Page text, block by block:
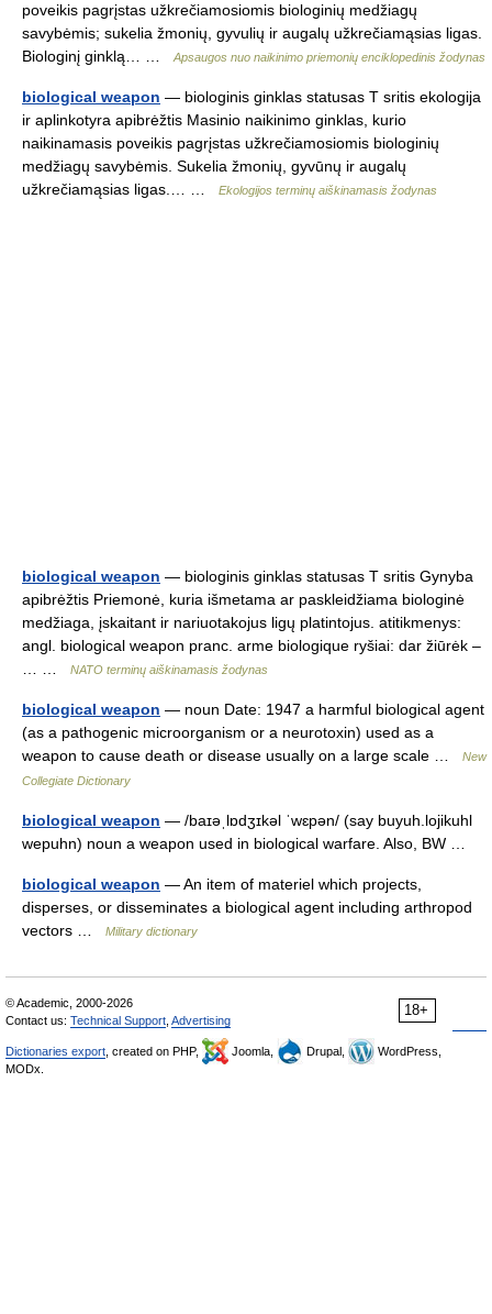
poveikis pagrįstas užkrečiamosiomis biologinių medžiagų
savybėmis; sukelia žmonių, gyvulių ir augalų užkrečiamąsias ligas.
Biologinį ginklą… …
Apsaugos nuo naikinimo priemonių enciklopedinis žodynas
biological weapon — biologinis ginklas statusas T sritis ekologija
ir aplinkotyra apibrėžtis Masinio naikinimo ginklas, kurio
naikinamasis poveikis pagrįstas užkrečiamosiomis biologinių
medžiagų savybėmis. Sukelia žmonių, gyvūnų ir augalų
užkrečiamąsias ligas.… …
Ekologijos terminų aiškinamasis žodynas
biological weapon — biologinis ginklas statusas T sritis Gynyba
apibrėžtis Priemonė, kuria išmetama ar paskleidžiama biologinė
medžiaga, įskaitant ir nariuotakojus ligų platintojus. atitikmenys:
angl. biological weapon pranc. arme biologique ryšiai: dar žiūrėk –
NATO terminų aiškinamasis žodynas
biological weapon — noun Date: 1947 a harmful biological agent
(as a pathogenic microorganism or a neurotoxin) used as a
weapon to cause death or disease usually on a large scale …
New
Collegiate Dictionary
biological weapon — /baɪəˌlɒdʒɪkəl ˈwɛpən/ (say buyuh.lojikuhl
wepuhn) noun a weapon used in biological warfare. Also, BW …
biological weapon — An item of materiel which projects,
disperses, or disseminates a biological agent including arthropod
vectors …
Military dictionary
18+
© Academic, 2000-2026
Contact us: Technical Support Advertising
Dictionaries export , created on PHP, Joomla, Drupal,
WordPress,
MODx.